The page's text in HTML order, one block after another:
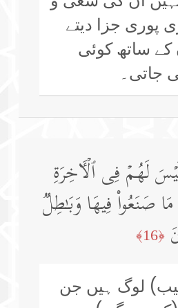
پوری جزا دیتے
کے ساتھ کوئی
جاتی۔
لَهُمۡ فِی ٱلۡـَٔاخِرَةِ
صَنَعُوا۟ فِیهَا وَبَـٰطِلࣱ
﴿16﴾
لوگ ہیں جن